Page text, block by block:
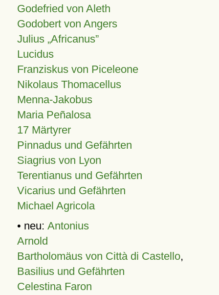
Godefried von Aleth
Godobert von Angers
Julius Africanus
Lucidus
Franziskus von Piceleone
Nikolaus Thomacellus
Menna-Jakobus
Maria Peñalosa
17 Märtyrer
Pinnadus und Gefährten
Siagrius von Lyon
Terentianus und Gefährten
Vicarius und Gefährten
Michael Agricola
• neu: Antonius
Arnold
Bartholomäus von Città di Castello,
Basilius und Gefährten
Celestina Faron